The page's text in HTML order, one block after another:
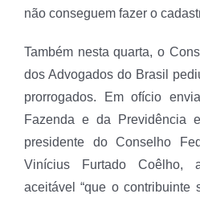
não conseguem fazer o
Também nesta quarta, o
dos Advogados do Brasil
prorrogados. Em ofício
Fazenda e da Previdência
presidente do Conselho
Vinícius Furtado Coêlho,
aceitável “que o contribuinte